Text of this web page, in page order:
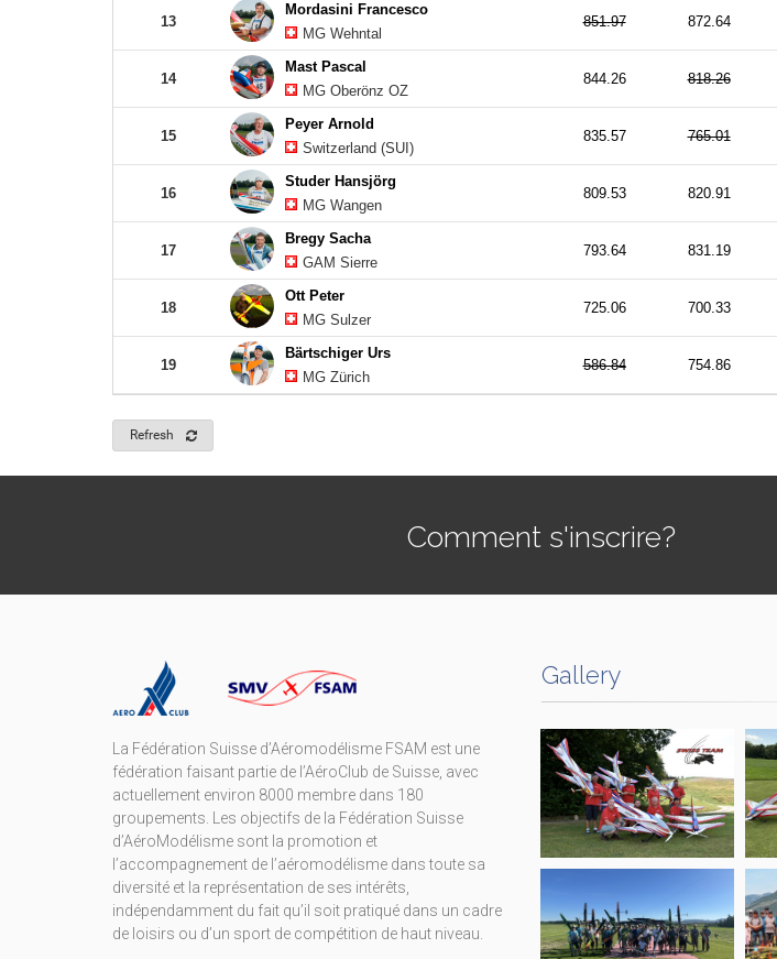
13
Mordasini Francesco
MG Wehntal
851.97 872.64
14
Mast Pascal
MG Oberönz OZ
844.26 818.26
15
Peyer Arnold
Switzerland (SUI)
835.57 765.01
16
Studer Hansjörg
MG Wangen
809.53 820.91
17
Bregy Sacha
GAM Sierre
793.64 831.19
18
Ott Peter
MG Sulzer
725.06 700.33
19
Bärtschiger Urs
MG Zürich
586.84 754.86
Refresh
Comment s'inscrire?
La Fédération Suisse d’Aéromodélisme FSAM est une
fédération faisant partie de l’AéroClub de Suisse, avec
actuellement environ 8000 membre dans 180
groupements. Les objectifs de la Fédération Suisse
d’AéroModélisme sont la promotion et
l’accompagnement de l’aéromodélisme dans toute sa
diversité et la représentation de ses intérêts,
indépendamment du fait qu’il soit pratiqué dans un cadre
de loisirs ou d’un sport de compétition de haut niveau.
Gallery